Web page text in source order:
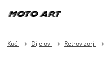
Kući Dijelovi Retrovizorji